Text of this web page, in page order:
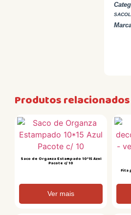
Produtos relacionados
Saco de Organza Estampado 10*15 Azul
Pacote c/ 10
Ver mais
Fita